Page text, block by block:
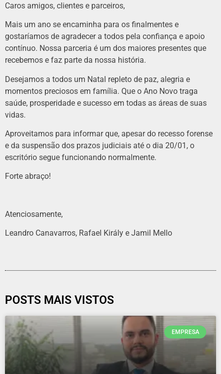
Caros amigos, clientes e parceiros,
Mais um ano se encaminha para os finalmentes e
gostaríamos de agradecer a todos pela confiança e apoio
contínuo. Nossa parceria é um dos maiores presentes que
recebemos e faz parte da nossa história.
Desejamos a todos um Natal repleto de paz, alegria e
momentos preciosos em família. Que o Ano Novo traga
saúde, prosperidade e sucesso em todas as áreas de suas
vidas.
Aproveitamos para informar que, apesar do recesso forense
e da suspensão dos prazos judiciais até o dia 20/01, o
escritório segue funcionando normalmente.
Forte abraço!
Atenciosamente,
Leandro Canavarros, Rafael Király e Jamil Mello
POSTS MAIS VISTOS
EMPRESA